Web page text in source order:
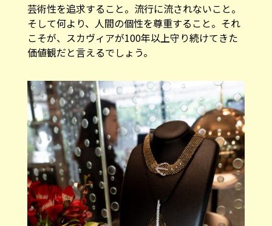
芸術性を追求すること。流行に流されないこと。
そして何より、人間の個性を尊重すること。それ
こそが、スカヴィアが100年以上守り続けてきた
価値観だと言えるでしょう。